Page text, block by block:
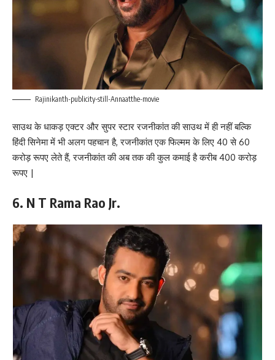
Rajinikanth-publicity-still-Annaatthe-movie
साउथ के धाकड़ एक्टर और सुपर स्टार रजनीकांत की साउथ में ही नहीं बल्कि
हिंदी सिनेमा में भी अलग पहचान है, रजनीकांत एक फिल्मम के लिए 40 से 60
करोड़ रूपए लेते हैं, रजनीकांत की अब तक की कुल कमाई है करीब 400 करोड़
रूपए |
6. N T Rama Rao Jr.